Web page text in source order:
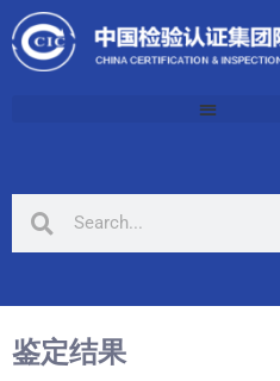
鉴定结果